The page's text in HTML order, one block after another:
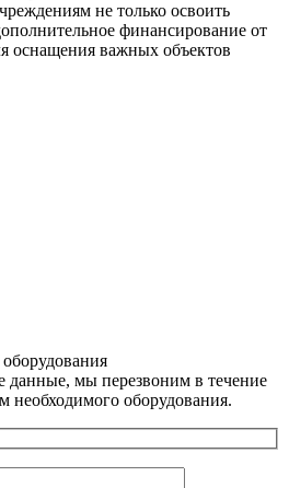
не только освоить
финансирование от
оснащения важных объектов
данные, мы перезвоним в течение
необходимого оборудования.